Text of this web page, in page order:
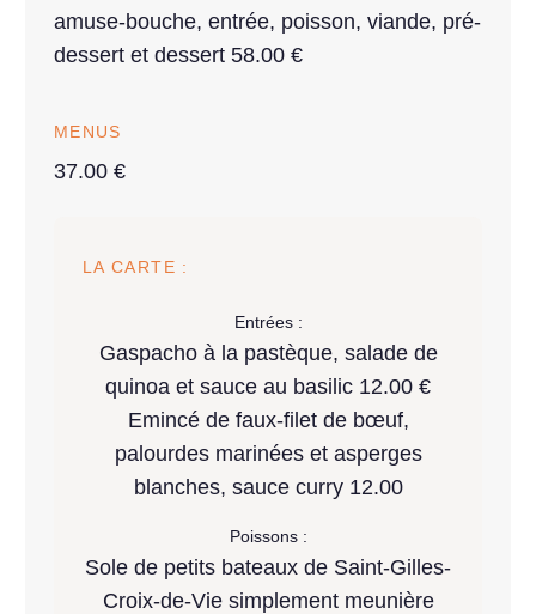
amuse-bouche, entrée, poisson, viande, pré-
dessert et dessert 58.00 €
MENUS
37.00 €
LA CARTE :
Entrées :
Gaspacho à la pastèque, salade de
quinoa et sauce au basilic 12.00 €
Emincé de faux-filet de bœuf,
palourdes marinées et asperges
blanches, sauce curry 12.00
Poissons :
Sole de petits bateaux de Saint-Gilles-
Croix-de-Vie simplement meunière